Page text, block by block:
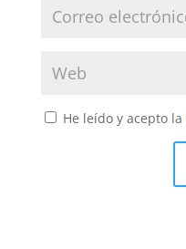
He leído y acepto la